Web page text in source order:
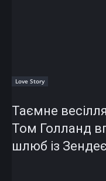
Love Story
Таємне
Том Голланд
шлюб із